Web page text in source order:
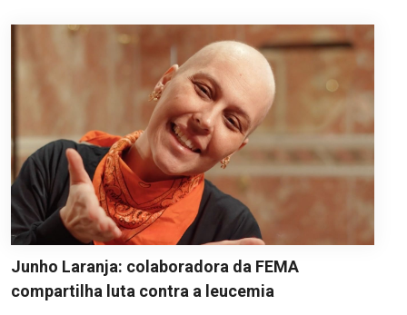
Junho Laranja: colaboradora da FEMA
compartilha luta contra a leucemia